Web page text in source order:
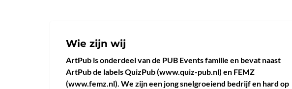
Wie zijn wij
ArtPub is onderdeel van de PUB Events familie en bevat naast
ArtPub de labels QuizPub (www.quiz-pub.nl) en FEMZ
(www.femz.nl). We zijn een jong snelgroeiend bedrijf en hard op